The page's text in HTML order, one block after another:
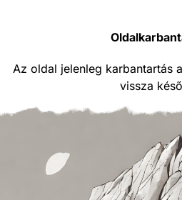
Az oldal jelenleg karbantartás
vissza